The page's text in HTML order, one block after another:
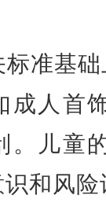
准基
成人首
。儿童
和风